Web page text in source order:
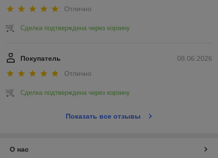
Отлично
Сделка подтверждена через корзину
08.06.2026
Покупатель
Отлично
Сделка подтверждена через корзину
Показать все отзывы
О нас